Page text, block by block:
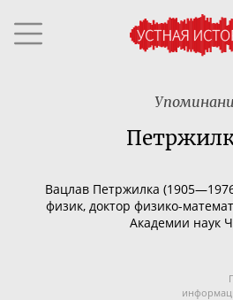
Вацлав Петржилка
физик, доктор физико-
Академии наук